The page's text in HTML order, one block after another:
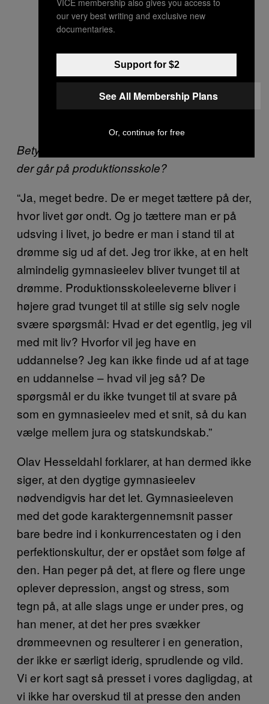
Betyder det, at de er bedre til at drømme, de,
der går på produktionsskole?
“Ja, meget bedre. De er meget tættere på der,
hvor livet gør ondt. Og jo tættere man er på
udsving i livet, jo bedre er man i stand til at
drømme sig ud af det. Jeg tror ikke, at en helt
almindelig gymnasieelev bliver tvunget til at
drømme. Produktionsskoleeleverne bliver i
højere grad tvunget til at stille sig selv nogle
svære spørgsmål: Hvad er det egentlig, jeg vil
med mit liv? Hvorfor vil jeg have en
uddannelse? Jeg kan ikke finde ud af at tage
en uddannelse – hvad vil jeg så? De
spørgsmål er du ikke tvunget til at svare på
som en gymnasieelev med et snit, så du kan
vælge mellem jura og statskundskab.”
Olav Hesseldahl forklarer, at han dermed ikke
siger, at den dygtige gymnasieelev
nødvendigvis har det let. Gymnasieeleven
med det gode karaktergennemsnit passer
bare bedre ind i konkurrencestaten og i den
perfektionskultur, der er opstået som følge af
den. Han peger på det, at flere og flere unge
oplever depression, angst og stress, som
tegn på, at alle slags unge er under pres, og
han mener, at det her pres svækker
drømmeevnen og resulterer i en generation,
der ikke er særligt iderig, sprudlende og vild.
Vi er kort sagt så presset i vores dagligdag, at
vi ikke har overskud til at presse den anden
our very best writing and exclusive new
documentaries.
Support for $2
See All Membership Plans
Or, continue for free